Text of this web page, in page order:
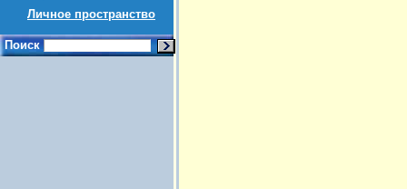
Личное пространство
Поиск